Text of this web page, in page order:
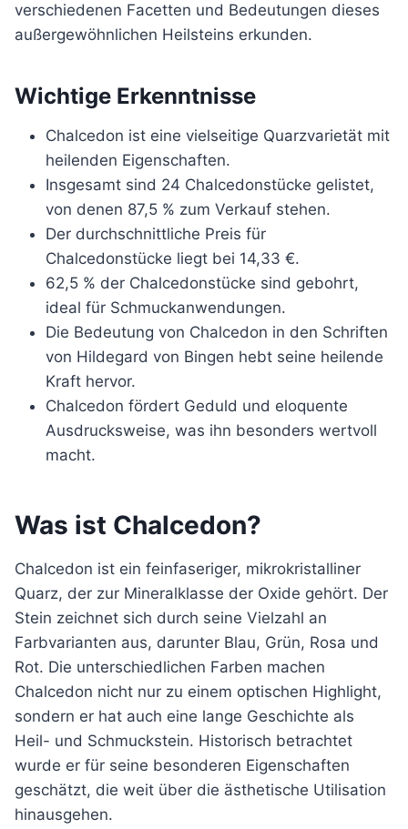
verschiedenen Facetten und Bedeutungen dieses
außergewöhnlichen Heilsteins erkunden.
Wichtige Erkenntnisse
Chalcedon ist eine vielseitige Quarzvarietät mit
heilenden Eigenschaften.
Insgesamt sind 24 Chalcedonstücke gelistet,
von denen 87,5 % zum Verkauf stehen.
Der durchschnittliche Preis für
Chalcedonstücke liegt bei 14,33 €.
62,5 % der Chalcedonstücke sind gebohrt,
ideal für Schmuckanwendungen.
Die Bedeutung von Chalcedon in den Schriften
von Hildegard von Bingen hebt seine heilende
Kraft hervor.
Chalcedon fördert Geduld und eloquente
Ausdrucksweise, was ihn besonders wertvoll
macht.
Was ist Chalcedon?
Chalcedon ist ein feinfaseriger, mikrokristalliner
Quarz, der zur Mineralklasse der Oxide gehört. Der
Stein zeichnet sich durch seine Vielzahl an
Farbvarianten aus, darunter Blau, Grün, Rosa und
Rot. Die unterschiedlichen Farben machen
Chalcedon nicht nur zu einem optischen Highlight,
sondern er hat auch eine lange Geschichte als
Heil- und Schmuckstein. Historisch betrachtet
wurde er für seine besonderen Eigenschaften
geschätzt, die weit über die ästhetische Utilisation
hinausgehen.